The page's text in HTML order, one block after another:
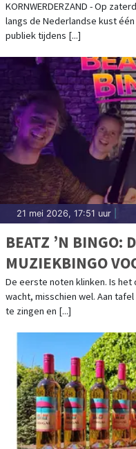
FRYSLÂN IN HET
KORNWERDERZAND - Op
langs de Nederlandse kust
publiek tijdens [...]
21 mei 2026, 17:51 uur
BEATZ ’N BINGO:
MUZIEKBINGO
EN
De eerste noten klinken. Is het
wacht, misschien wel. Aan
te zingen en [...]